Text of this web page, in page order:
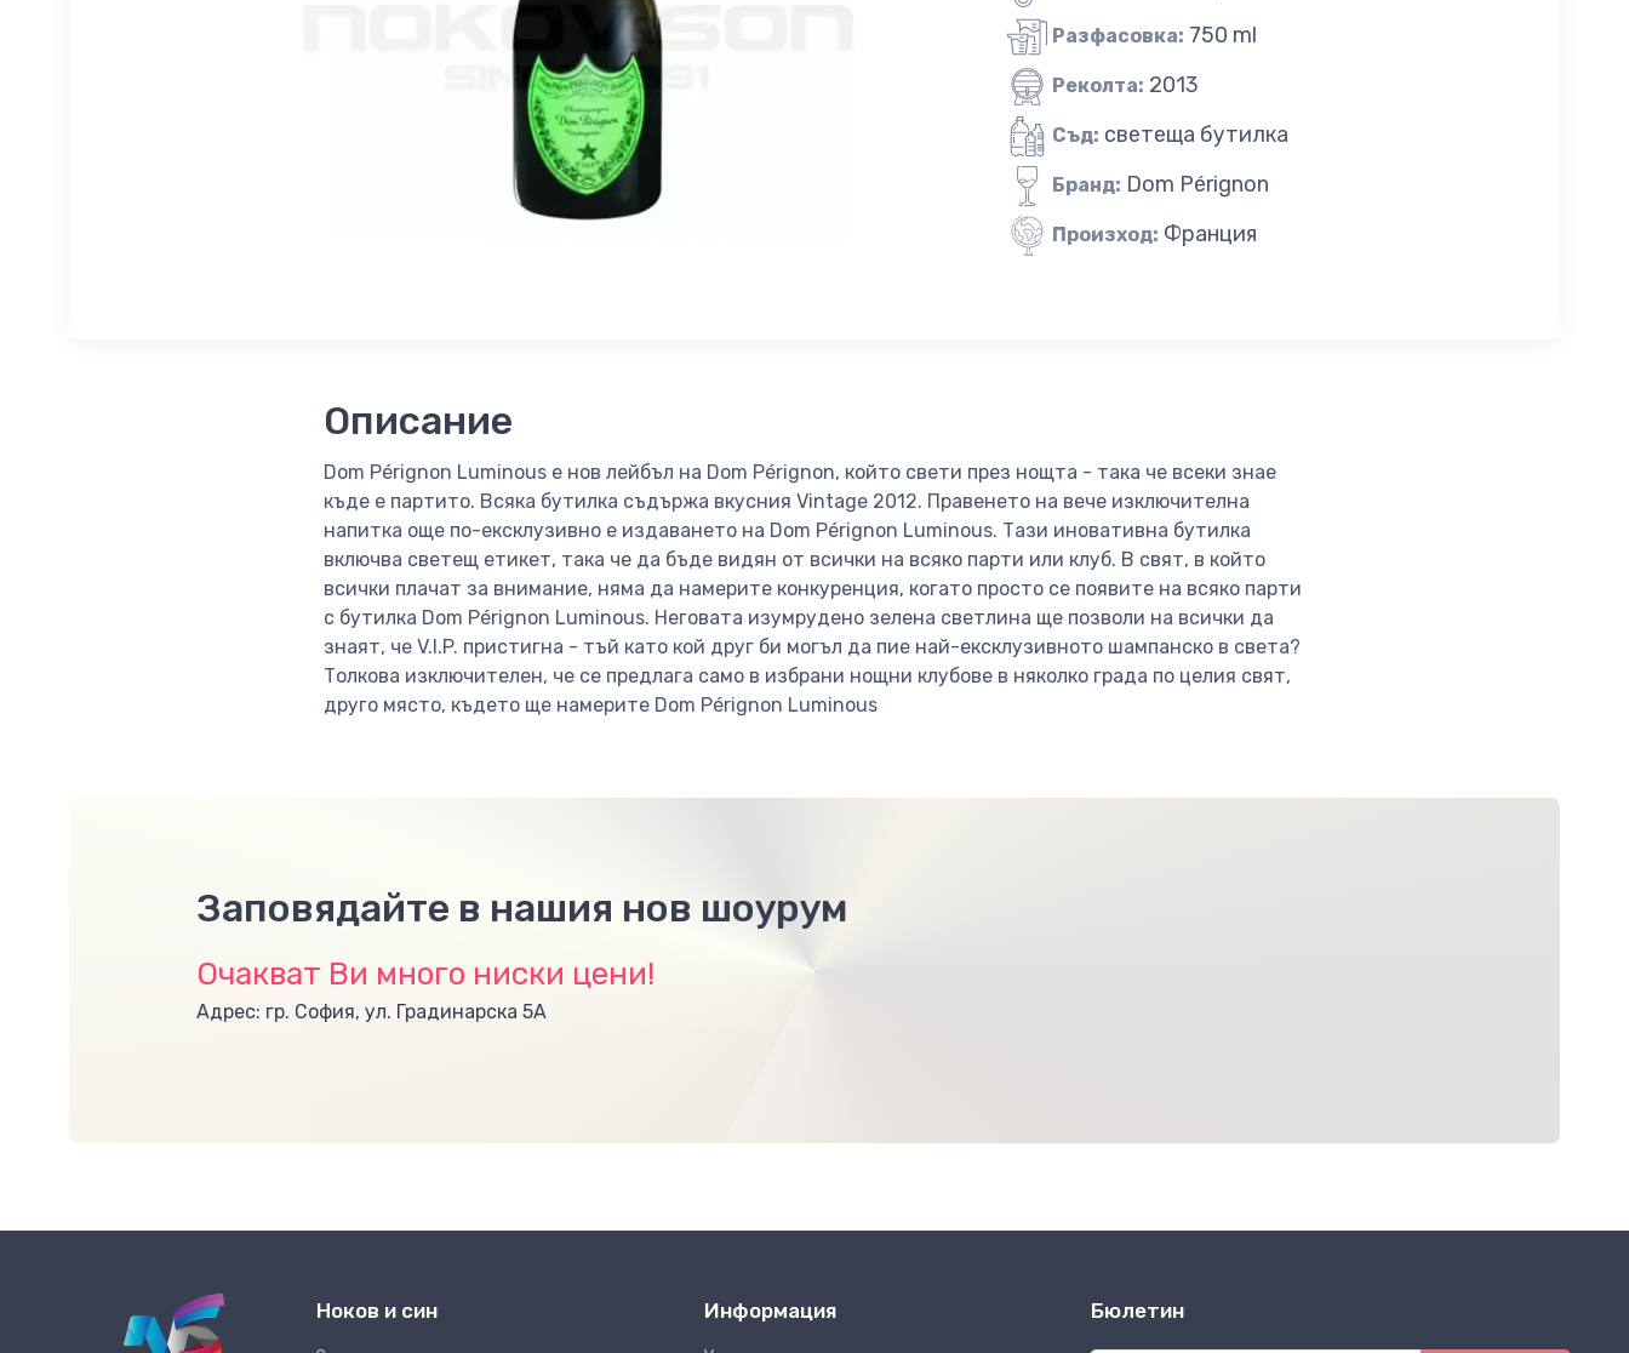
Разфасовка: 750 ml
Реколта: 2013
Съд: светеща бутилка
Бранд: Dom Pérignon
Произход: Франция
Описание
Dom Pérignon Luminous е нов лейбъл на Dom Pérignon, който свети през нощта - така че всеки знае
къде е партито. Всяка бутилка съдържа вкусния Vintage 2012. Правенето на вече изключителна
напитка още по-ексклузивно е издаването на Dom Pérignon Luminous. Тази иновативна бутилка
включва светещ етикет, така че да бъде видян от всички на всяко парти или клуб. В свят, в който
всички плачат за внимание, няма да намерите конкуренция, когато просто се появите на всяко парти
с бутилка Dom Pérignon Luminous. Неговата изумрудено зелена светлина ще позволи на всички да
знаят, че V.I.P. пристигна - тъй като кой друг би могъл да пие най-ексклузивното шампанско в света?
Толкова изключителен, че се предлага само в избрани нощни клубове в няколко града по целия свят,
друго място, където ще намерите Dom Pérignon Luminous
Заповядайте в нашия нов шоурум
Очакват Ви много ниски цени!
Адрес: гр. София, ул. Градинарска 5А
Ноков и син Информация Бюлетин